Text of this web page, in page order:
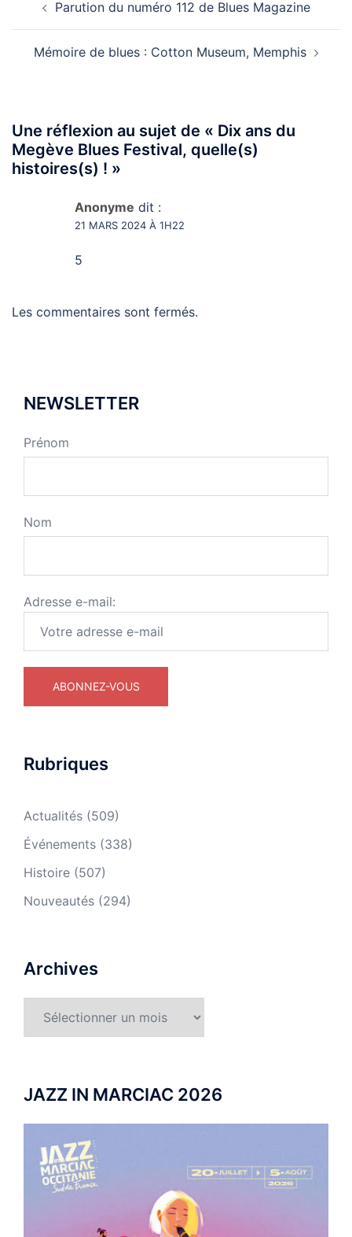
d’articleParution du numéro 112 de Blues Magazine
Mémoire de blues : Cotton Museum, Memphis
Une réflexion au sujet de « Dix ans du
Megève Blues Festival, quelle(s)
histoires(s) ! »
Anonyme dit :
21 MARS 2024 À 1H22
5
Les commentaires sont fermés.
NEWSLETTER
Prénom
Nom
Adresse e-mail:
Rubriques
Actualités (509)
Événements (338)
Histoire (507)
Nouveautés (294)
Archives
JAZZ IN MARCIAC 2026